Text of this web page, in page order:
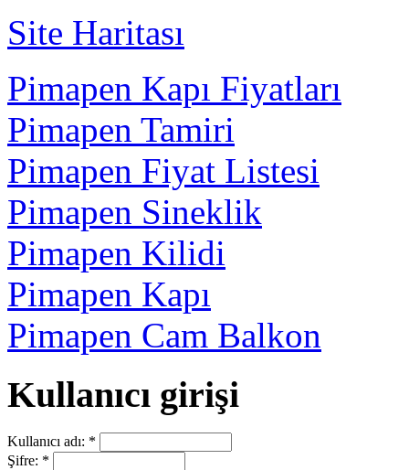
Site Haritası
Pimapen Kapı Fiyatları
Pimapen Tamiri
Pimapen Fiyat Listesi
Pimapen Sineklik
Pimapen Kilidi
Pimapen Kapı
Pimapen Cam Balkon
Kullanıcı girişi
Kullanıcı adı: *
Şifre: *